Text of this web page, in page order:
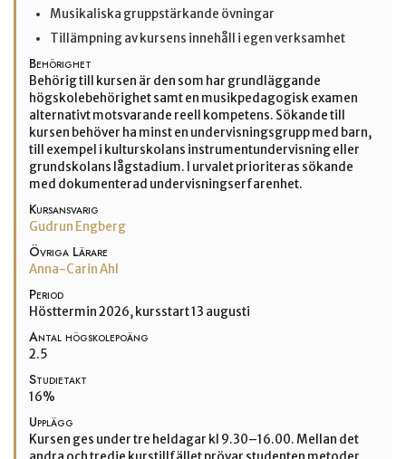
Musikaliska gruppstärkande övningar
Tillämpning av kursens innehåll i egen verksamhet
Behörighet
Behörig till kursen är den som har grundläggande
högskolebehörighet samt en musikpedagogisk examen
alternativt motsvarande reell kompetens. Sökande till
kursen behöver ha minst en undervisningsgrupp med barn,
till exempel i kulturskolans instrumentundervisning eller
grundskolans lågstadium. I urvalet prioriteras sökande
med dokumenterad undervisningserfarenhet.
Kursansvarig
Gudrun Engberg
Övriga Lärare
Anna-Carin Ahl
Period
Hösttermin 2026, kursstart 13 augusti
Antal högskolepoäng
2.5
Studietakt
16%
Upplägg
Kursen ges under tre heldagar kl 9.30–16.00. Mellan det